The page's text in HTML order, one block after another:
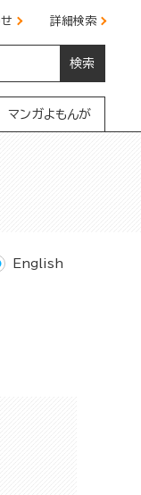
詳細検索
検索
マンガよもんが
English